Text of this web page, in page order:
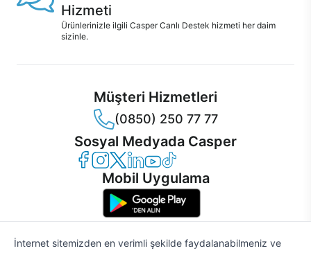
Hizmeti
Ürünlerinizle ilgili Casper Canlı Destek hizmeti her daim
sizinle.
Müşteri Hizmetleri
(0850) 250 77 77
Sosyal Medyada Casper
Casper Facebook
Casper Instagram
Casper Twitter
Casper LinkedIn
Casper YouTube
Casper TikTok
Mobil Uygulama
İnternet sitemizden en verimli şekilde faydalanabilmeniz ve